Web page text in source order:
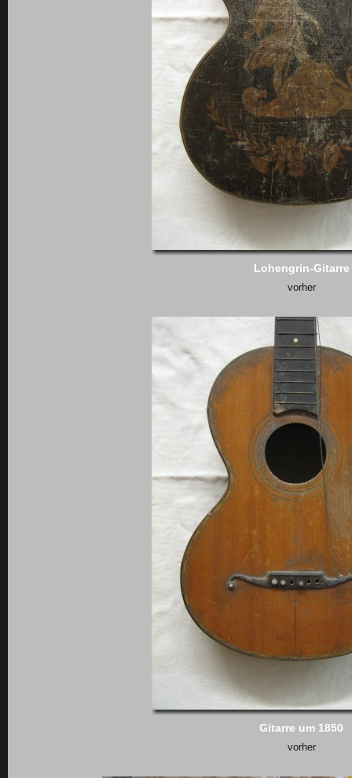
Lohengrin-Gitarre
vorher
Gitarre um 1850
vorher